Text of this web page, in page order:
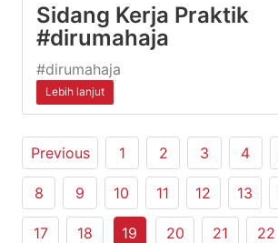
Sidang Kerja Praktik
#dirumahaja
#dirumahaja
Lebih lanjut
Previous 1 2 3 4
8 9 10 11 12 13
17 18 19 20 21 22